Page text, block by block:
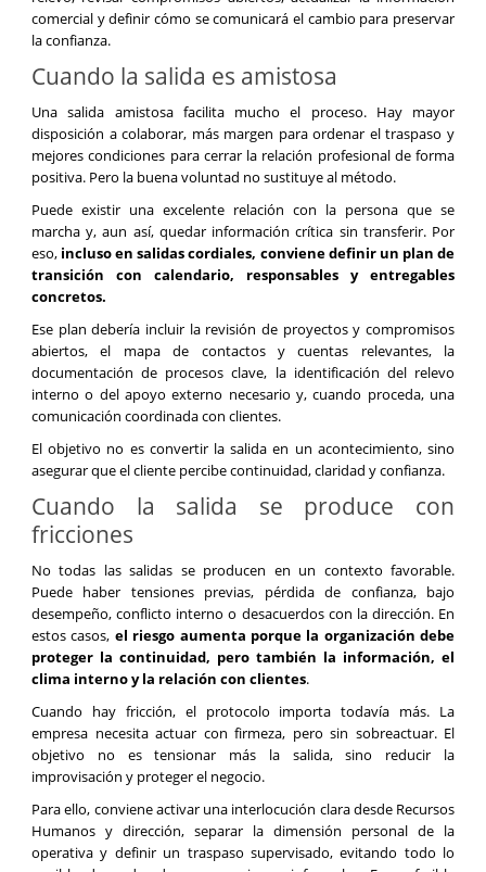
comercial y definir cómo se comunicará el cambio para preservar
la confianza.
Cuando la salida es amistosa
Una salida amistosa facilita mucho el proceso. Hay mayor
disposición a colaborar, más margen para ordenar el traspaso y
mejores condiciones para cerrar la relación profesional de forma
positiva. Pero la buena voluntad no sustituye al método.
Puede existir una excelente relación con la persona que se
marcha y, aun así, quedar información crítica sin transferir. Por
eso, incluso en salidas cordiales, conviene definir un plan de
transición con calendario, responsables y entregables
concretos.
Ese plan debería incluir la revisión de proyectos y compromisos
abiertos, el mapa de contactos y cuentas relevantes, la
documentación de procesos clave, la identificación del relevo
interno o del apoyo externo necesario y, cuando proceda, una
comunicación coordinada con clientes.
El objetivo no es convertir la salida en un acontecimiento, sino
asegurar que el cliente percibe continuidad, claridad y confianza.
Cuando la salida se produce con
fricciones
No todas las salidas se producen en un contexto favorable.
Puede haber tensiones previas, pérdida de confianza, bajo
desempeño, conflicto interno o desacuerdos con la dirección. En
estos casos, el riesgo aumenta porque la organización debe
proteger la continuidad, pero también la información, el
clima interno y la relación con clientes.
Cuando hay fricción, el protocolo importa todavía más. La
empresa necesita actuar con firmeza, pero sin sobreactuar. El
objetivo no es tensionar más la salida, sino reducir la
improvisación y proteger el negocio.
Para ello, conviene activar una interlocución clara desde Recursos
Humanos y dirección, separar la dimensión personal de la
operativa y definir un traspaso supervisado, evitando todo lo